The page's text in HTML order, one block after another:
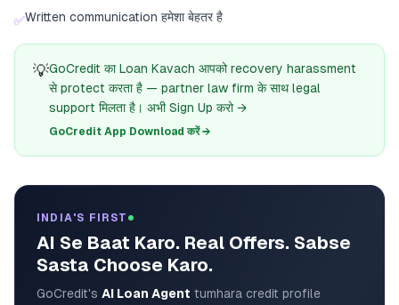
✅Written communication हमेशा बेहतर है
💡GoCredit का Loan Kavach आपको recovery harassment
से protect करता है — partner law firm के साथ legal
support मिलता है। अभी Sign Up करो →
GoCredit App Download करें →
INDIA'S FIRST
AI Se Baat Karo. Real Offers. Sabse
Sasta Choose Karo.
GoCredit's AI Loan Agent tumhara credit profile